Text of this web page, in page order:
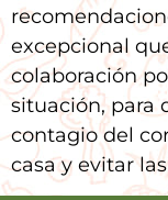
excepcional
colaboración
situación, para
contagio del
casa y evitar